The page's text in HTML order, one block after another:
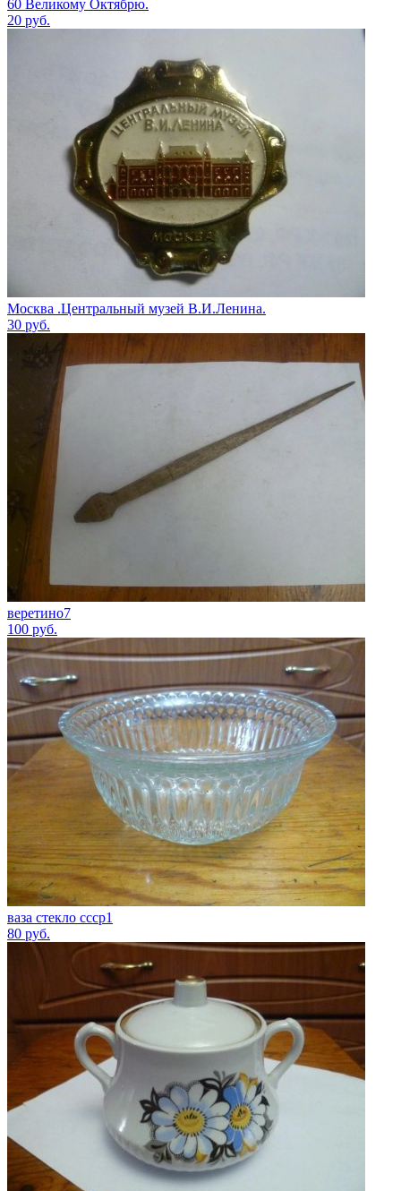
60 Великому Октябрю.
20 руб.
Москва .Центральный музей В.И.Ленина.
30 руб.
веретино7
100 руб.
ваза стекло ссср1
80 руб.